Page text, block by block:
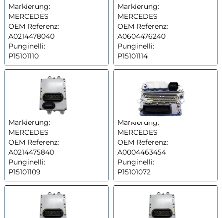
Markierung:
MERCEDES
OEM Referenz:
A0214478040
Punginelli:
P15101110
Markierung:
MERCEDES
OEM Referenz:
A0604476240
Punginelli:
P15101114
Markierung:
MERCEDES
OEM Referenz:
A0214475840
Punginelli:
P15101109
Markierung:
MERCEDES
OEM Referenz:
A0004463454
Punginelli:
P15101072